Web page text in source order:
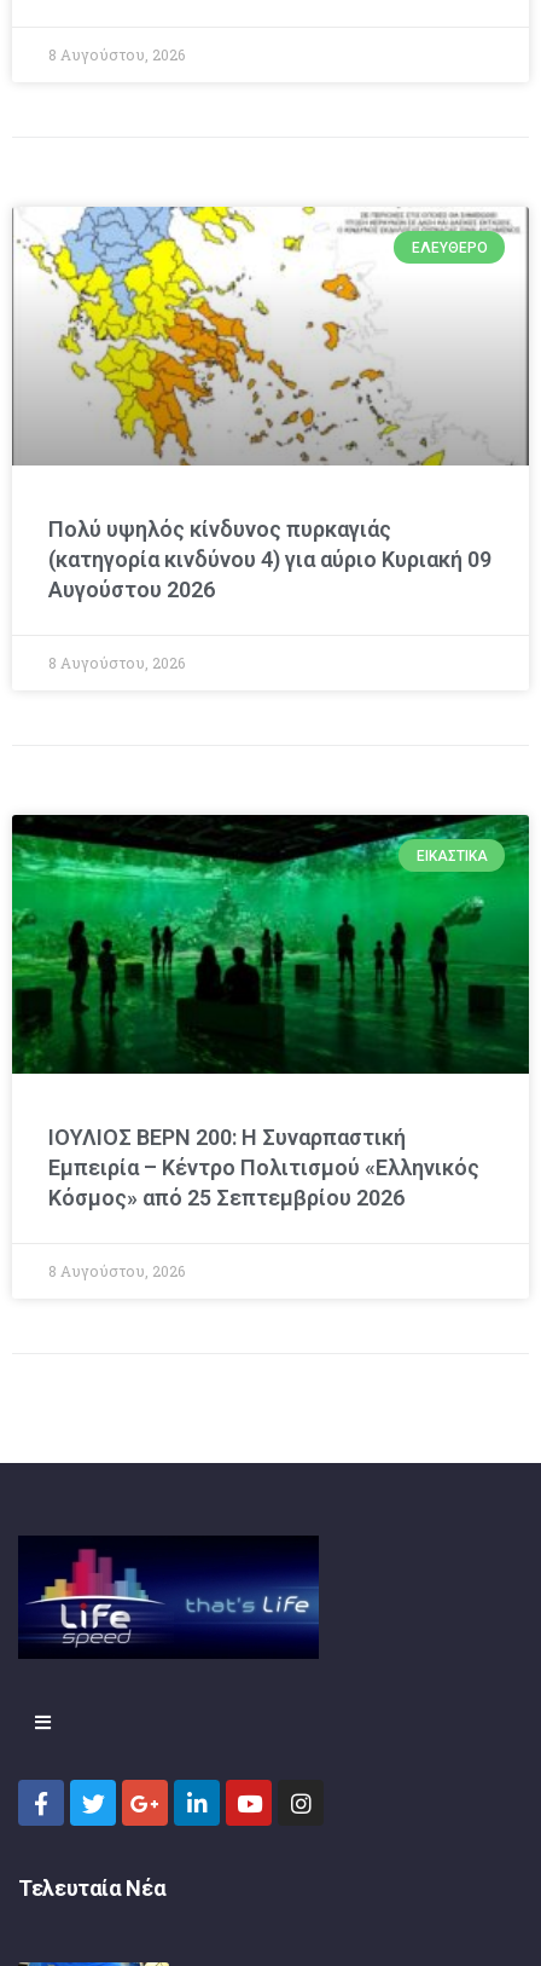
8 Αυγούστου, 2026
ΕΛΕΎΘΕΡΟ
Πολύ υψηλός κίνδυνος πυρκαγιάς
(κατηγορία κινδύνου 4) για αύριο Κυριακή 09
Αυγούστου 2026
8 Αυγούστου, 2026
ΕΙΚΑΣΤΙΚΆ
ΙΟΥΛΙΟΣ ΒΕΡΝ 200: Η Συναρπαστική
Εμπειρία – Κέντρο Πολιτισμού «Ελληνικός
Κόσμος» από 25 Σεπτεμβρίου 2026
8 Αυγούστου, 2026
Τελευταία Νέα